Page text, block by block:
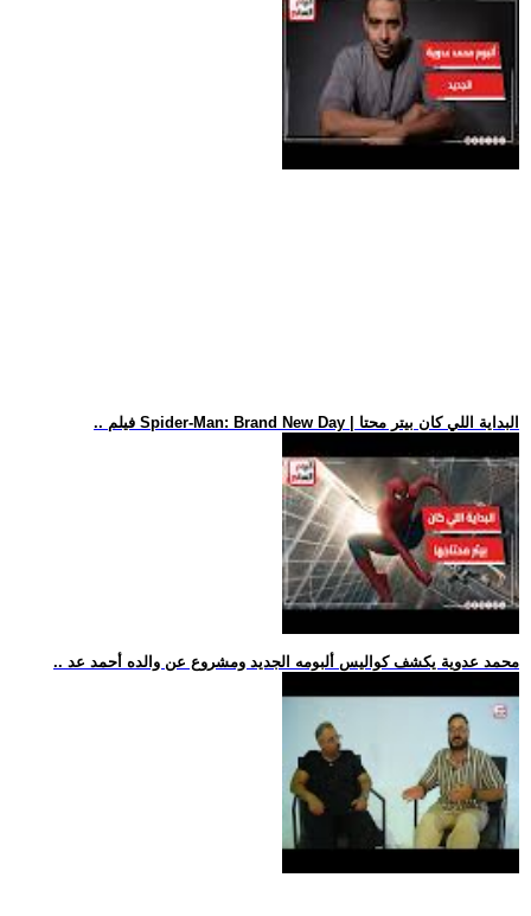
.. فيلم Spider-Man: Brand New Day | البداية اللي كان بيتر محتا
.. محمد عدوية يكشف كواليس ألبومه الجديد ومشروع عن والده أحمد عد